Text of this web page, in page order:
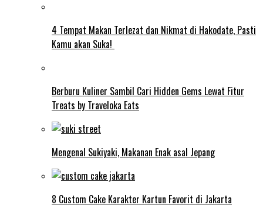
4 Tempat Makan Terlezat dan Nikmat di Hakodate, Pasti
Kamu akan Suka!
Berburu Kuliner Sambil Cari Hidden Gems Lewat Fitur
Treats by Traveloka Eats
Mengenal Sukiyaki, Makanan Enak asal Jepang
8 Custom Cake Karakter Kartun Favorit di Jakarta